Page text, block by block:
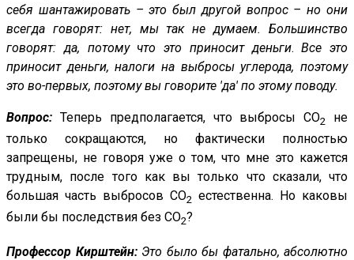
себя шантажировать – это был другой вопрос – но они
всегда говорят: нет, мы так не думаем. Большинство
говорят: да, потому что это приносит деньги.Все это
приносит деньги, налоги на выбросы углерода, поэтому
это во-первых, поэтому вы говорите 'да' по этому поводу.
Вопрос: Теперь предполагается, что выбросы CO2
не
только сокращаются, но фактически полностью
запрещены, не говоря уже о том, что мне это кажется
трудным, после того как вы только что сказали, что
большая часть выбросов CO2 естественна. Но каковы
были бы последствия без CO2?
Профессор Кирштейн: Это было бы фатально, абсолютно